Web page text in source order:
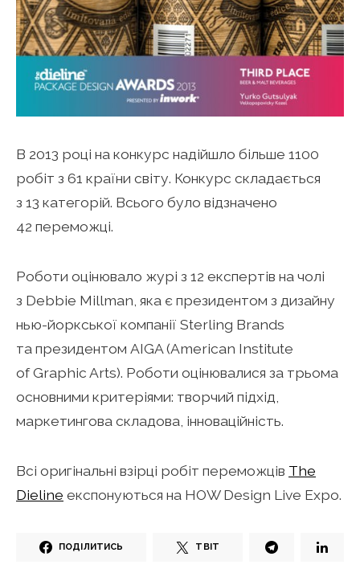
В 2013 році на конкурс надійшло більше 1100
робіт з 61 країни світу. Конкурс складається
з 13 категорій. Всього було відзначено
42 переможці.
Роботи оцінювало журі з 12 експертів на чолі
з Debbie Millman, яка є президентом з дизайну
нью-йоркської компанії Sterling Brands
та президентом AIGA (American Institute
of Graphic Arts). Роботи оцінювалися за трьома
основними критеріями: творчий підхід,
маркетингова складова, інноваційність.
Всі оригінальні взірці робіт переможців The
Dieline експонуються на HOW Design Live Expo.
ПОДІЛИТИСЬ ТВІТ